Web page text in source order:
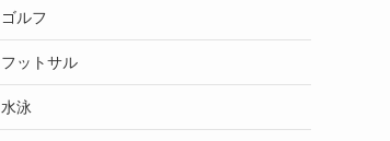
ゴルフ
フットサル
水泳